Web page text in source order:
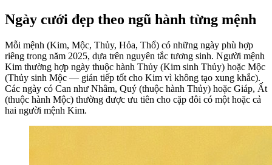
Ngày cưới đẹp theo ngũ hành từng mệnh
Mỗi mệnh (Kim, Mộc, Thủy, Hỏa, Thổ) có những ngày phù hợp
riêng trong năm 2025, dựa trên nguyên tắc tương sinh. Người mệnh
Kim thường hợp ngày thuộc hành Thủy (Kim sinh Thủy) hoặc Mộc
(Thủy sinh Mộc — gián tiếp tốt cho Kim vì không tạo xung khắc).
Các ngày có Can như Nhâm, Quý (thuộc hành Thủy) hoặc Giáp, Ất
(thuộc hành Mộc) thường được ưu tiên cho cặp đôi có một hoặc cả
hai người mệnh Kim.